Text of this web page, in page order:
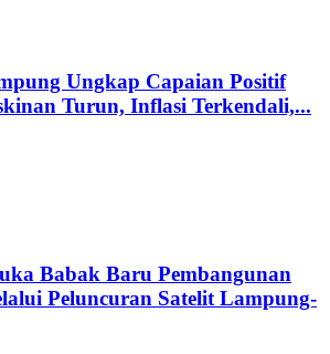
Ungkap Capaian Positif
Turun, Inflasi Terkendali,...
Babak Baru Pembangunan
Peluncuran Satelit Lampung-